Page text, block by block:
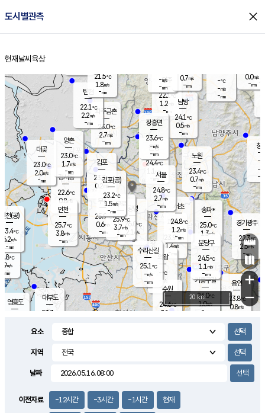
도시별관측 close
홈
현재날씨 육상
의도
℃
m/s
mm
영흥도
양주
22.1℃
1.2
-mm
과천
23.9℃
1.4m/s
- mm
용인
23.8℃
0.8m/s
경기광주
22.3℃
2.5m/s
-mm
2.0m/s
대부도
23.3
경서동
22.6℃
0.8 m/s
-mm
파주금촌
23.0℃
2.7m/s
-mm
-℃
-m/s
-mm
대곶
23.0℃
2.0m/s
-mm
창
-
-m/
-
탄현
22.1℃
2.2m/s
-mm
0.0m/s
-mm
의왕
- ℃
m/s
mm
김포
23.3℃
0.2 m/s
mm
광명
26.0
℃
2.1 m/s
-mm
부천
25.9℃
0.6m/s
-mm
양촌
23.0℃
1.7m/s
-mm
구로
25.9℃
3.7m/s
-mm
은평
24.4℃
m/s
- mm
노원
23.4℃
0.7m/s
-mm
송파*
25.0℃
1.3m/s
-mm
서초
24.8℃
1.2m/s
-mm
남방
24.1℃
0.5m/s
-mm
기흥구갈
24.0℃
1.0m/s
-
수리산길
25.1℃
-m/s
-mm
분당구
24.5℃
1.1 m/s
-mm
장흥면
23.6℃
-m/s
-mm
-m/s
-mm
인천(공)
23.4℃
6.2m/s
-mm
김포(공)
23.2℃
1.5m/s
-mm
수원
24.6℃
3.1 m/s
인천
25.7℃
3.8m/s
-mm
서울
24.8℃
2.7m/s
-mm
21.5℃
1.8m/s
-mm
0.7m/s
-mm
+
−
20 km
요소
지역
날짜
이전자료 -12시간 -3시간 -1시간 현재